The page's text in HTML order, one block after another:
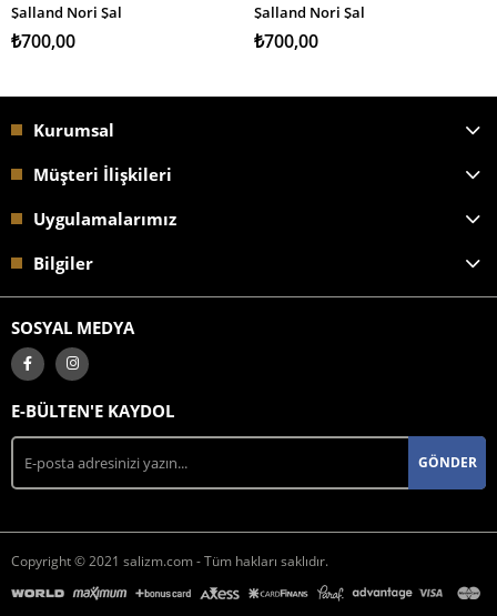
SEPETE EKLE
Şalland Nori Şal
₺700,00
SEPETE EKLE
Şalland Nori Şal
₺700,00
Kurumsal
Müşteri İlişkileri
Uygulamalarımız
Bilgiler
SOSYAL MEDYA
E-BÜLTEN'E KAYDOL
GÖNDER
Copyright © 2021 salizm.com - Tüm hakları saklıdır.